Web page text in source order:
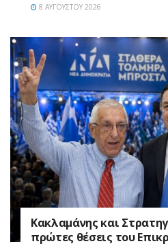
8 ΑΥΓΟΎΣΤΟΥ 2026
Κακλαμάνης και
πρώτες θέσεις του